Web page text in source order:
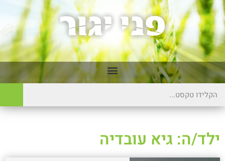
ילד/ה: גיא עובדיה